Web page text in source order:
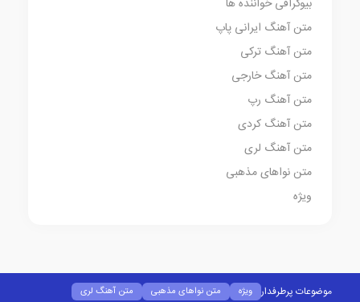
بیوگرافی خواننده ها
متن آهنگ ایرانی پاپ
متن آهنگ ترکی
متن آهنگ خارجی
متن آهنگ رپ
متن آهنگ کردی
متن آهنگ لری
متن نواهای مذهبی
ویژه
موضوعات پرطرفدار ویژه متن نواهای مذهبی متن آهنگ لری